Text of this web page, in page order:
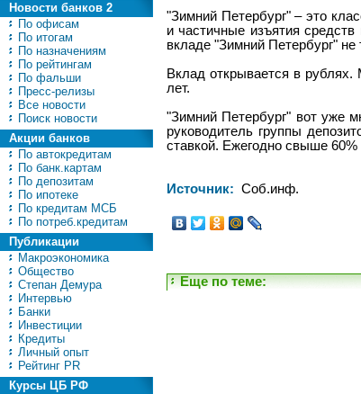
Новости банков 2
По офисам
По итогам
По назначениям
По рейтингам
По фальши
Пресс-релизы
Все новости
Поиск новости
Акции банков
По автокредитам
По банк.картам
По депозитам
По ипотеке
По кредитам МСБ
По потреб.кредитам
Публикации
Макроэкономика
Общество
Степан Демура
Интервью
Банки
Инвестиции
Кредиты
Личный опыт
Рейтинг PR
Курсы ЦБ РФ
"Зимний Петербург" – это
и частичные изъятия
вкладе "Зимний Петербург"
Вклад открывается в
лет.
"Зимний Петербург" вот уже
руководитель группы
ставкой. Ежегодно свыше
Источник: Соб.инф.
Еще по теме: